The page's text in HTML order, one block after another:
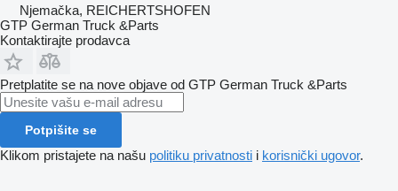
Njemačka, REICHERTSHOFEN
GTP German Truck &Parts
Kontaktirajte prodavca
Pretplatite se na nove objave od GTP German Truck &Parts
Potpišite se
Klikom pristajete na našu politiku privatnosti i korisnički ugovor.